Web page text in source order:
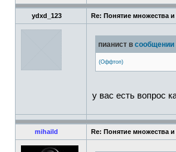
ydxd_123 Re: Понятие множества
пианист в сообщении
(Оффтоп)
у вас есть вопрос
mihaild Re: Понятие множества